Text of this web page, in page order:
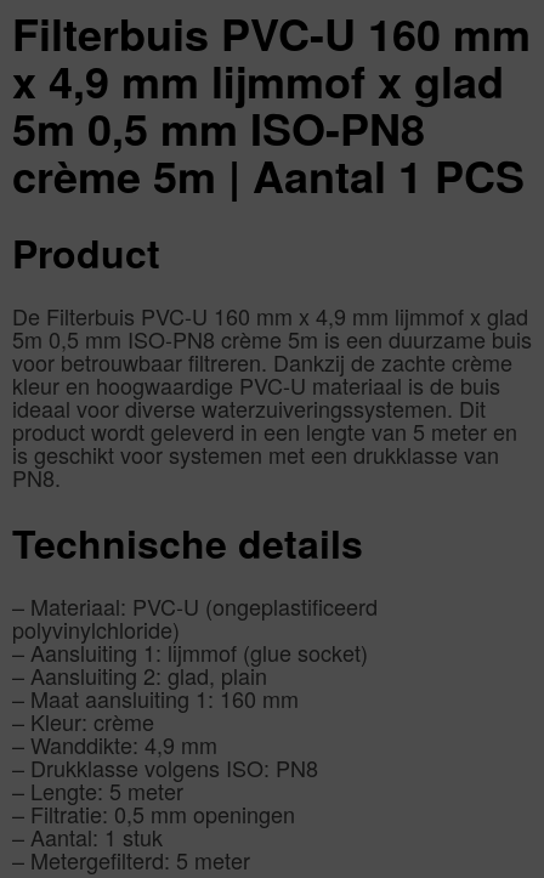
ISO-
PN8
crème
5m
Aantal
1
aantal
Filterbuis PVC-U 160 mm
x 4,9 mm lijmmof x glad
5m 0,5 mm ISO-PN8
crème 5m | Aantal 1 PCS
Product
De Filterbuis PVC-U 160 mm x 4,9 mm lijmmof x glad
5m 0,5 mm ISO-PN8 crème 5m is een duurzame buis
voor betrouwbaar filtreren. Dankzij de zachte crème
kleur en hoogwaardige PVC-U materiaal is de buis
ideaal voor diverse waterzuiveringssystemen. Dit
product wordt geleverd in een lengte van 5 meter en
is geschikt voor systemen met een drukklasse van
PN8.
Technische details
– Materiaal: PVC-U (ongeplastificeerd
polyvinylchloride)
– Aansluiting 1: lijmmof (glue socket)
– Aansluiting 2: glad, plain
– Maat aansluiting 1: 160 mm
– Kleur: crème
– Wanddikte: 4,9 mm
– Drukklasse volgens ISO: PN8
– Lengte: 5 meter
– Filtratie: 0,5 mm openingen
– Aantal: 1 stuk
– Metergefilterd: 5 meter